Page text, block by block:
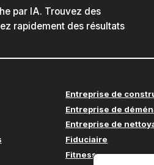
par IA. Trouvez des
rapidement des résultats
Entreprise de
Entreprise de
Entreprise de
Fiduciaire
Fitness